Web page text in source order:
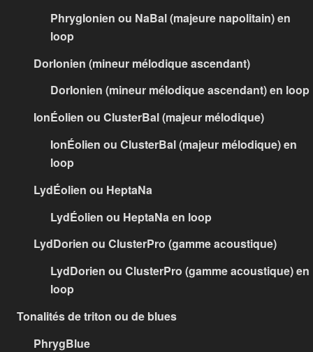
PhrygIonien ou NaBal (majeure napolitain) en
loop
DorIonien (mineur mélodique ascendant)
DorIonien (mineur mélodique ascendant) en loop
IonÉolien ou ClusterBal (majeur mélodique)
IonÉolien ou ClusterBal (majeur mélodique) en
loop
LydÉolien ou HeptaNa
LydÉolien ou HeptaNa en loop
LydDorien ou ClusterPro (gamme acoustique)
LydDorien ou ClusterPro (gamme acoustique) en
loop
Tonalités de triton ou de blues
PhrygBlue